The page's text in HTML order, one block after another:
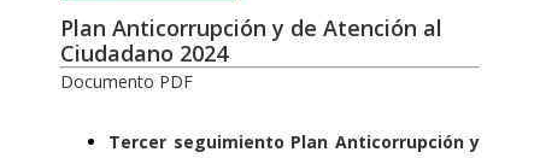
Plan Anticorrupción y de Atención al
Ciudadano 2024
Documento PDF
Tercer seguimiento Plan Anticorrupción y